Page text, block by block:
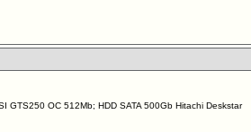
GTS250 OC 512Mb; HDD SATA 500Gb Hitachi Deskstar